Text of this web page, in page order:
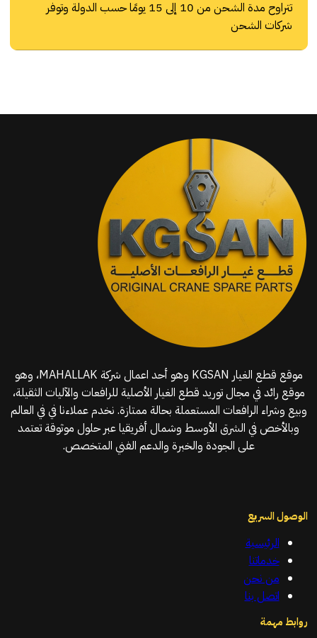
تتراوح مدة الشحن من 10 إلى 15 يومًا حسب الدولة وتوفر
شركات الشحن
موقع قطع الغيار KGSAN وهو أحد اعمال شركة MAHALLAK، وهو
موقع رائد في مجال توريد قطع الغيار الأصلية للرافعات والآليات الثقيلة،
وبيع وشراء الرافعات المستعملة بحالة ممتازة. نخدم عملاءنا في في العالم
وبالأخص في الشرق الأوسط وشمال أفريقيا عبر حلول موثوقة تعتمد
على الجودة والخبرة والدعم الفني المتخصص.
الوصول السريع
الرئيسية
خدماتنا
من نحن
اتصل بنا
روابط مهمة